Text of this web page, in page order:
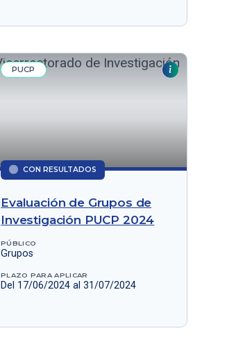
PUCP
CON RESULTADOS
Evaluación de Grupos de
Investigación PUCP 2024
PÚBLICO
Grupos
PLAZO PARA APLICAR
Del 17/06/2024 al 31/07/2024